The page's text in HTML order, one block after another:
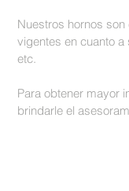
Nuestros hornos
vigentes en cuanto
etc.
Para obtener mayor
brindarle el